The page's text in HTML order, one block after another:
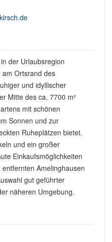
der Urlaubsregion
Ortsrand des
und idyllischer
Mitte des ca. 7700 m²
mit schönen
Sonnen und zur
Ruheplätzen bietet.
und ein großer
Einkaufsmöglichkeiten
Amelinghausen
gut geführter
näheren Umgebung.